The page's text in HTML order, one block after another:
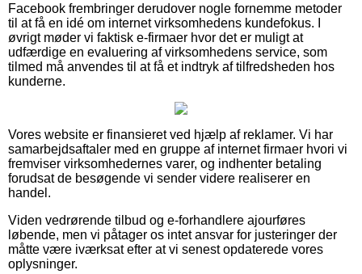
Facebook frembringer derudover nogle fornemme metoder
til at få en idé om internet virksomhedens kundefokus. I
øvrigt møder vi faktisk e-firmaer hvor det er muligt at
udfærdige en evaluering af virksomhedens service, som
tilmed må anvendes til at få et indtryk af tilfredsheden hos
kunderne.
Vores website er finansieret ved hjælp af reklamer. Vi har
samarbejdsaftaler med en gruppe af internet firmaer hvori vi
fremviser virksomhedernes varer, og indhenter betaling
forudsat de besøgende vi sender videre realiserer en
handel.
Viden vedrørende tilbud og e-forhandlere ajourføres
løbende, men vi påtager os intet ansvar for justeringer der
måtte være iværksat efter at vi senest opdaterede vores
oplysninger.